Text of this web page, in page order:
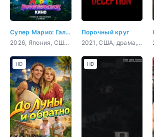
Супер Марио: Галактическое кино
2026, Япония, США, мультфильм, фэнтези, комедия, приключения, семейный
Порочный круг
2021, США, драма, криминал
HD HD